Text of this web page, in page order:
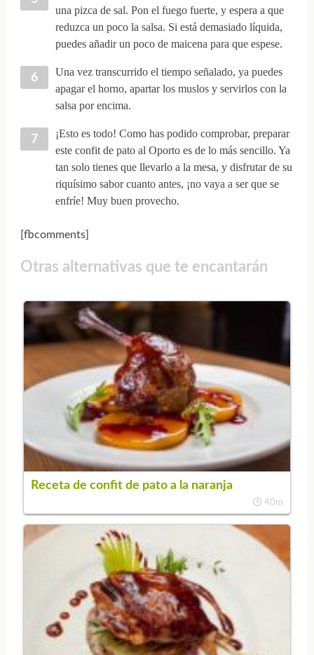
una pizca de sal. Pon el fuego fuerte, y espera a que
reduzca un poco la salsa. Si está demasiado líquida,
puedes añadir un poco de maicena para que espese.
Una vez transcurrido el tiempo señalado, ya puedes
apagar el horno, apartar los muslos y servirlos con la
salsa por encima.
¡Esto es todo! Como has podido comprobar, preparar
este confit de pato al Oporto es de lo más sencillo. Ya
tan solo tienes que llevarlo a la mesa, y disfrutar de su
riquísimo sabor cuanto antes, ¡no vaya a ser que se
enfríe! Muy buen provecho.
[fbcomments]
Otras alternativas que te encantarán
Receta de confit de pato a la naranja
40m